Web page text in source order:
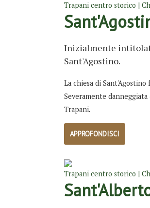
Trapani centro storico |
Inizialmente
Sant'Agostino.
La chiesa di
Severamente
Trapani.
APPROFONDISCI
Trapani centro storico |